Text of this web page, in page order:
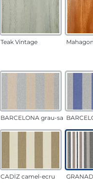
Teak Vintage
BARCELONA grau-sand
CADÍZ camel-ecru